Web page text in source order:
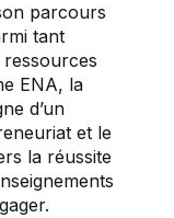
parcours
tant
ressources
ENA, la
d’un
et le
la réussite